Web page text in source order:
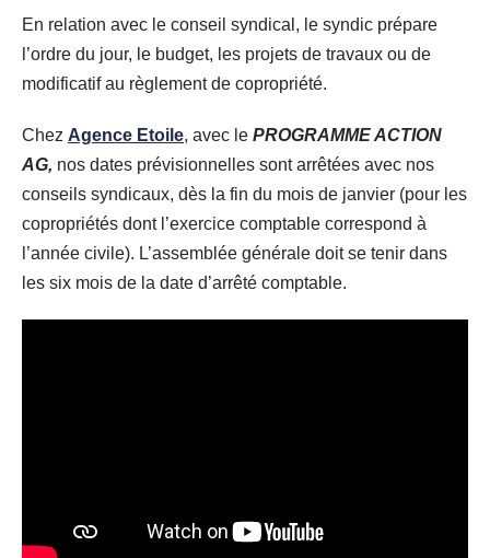
En relation avec le conseil syndical, le syndic prépare
l’ordre du jour, le budget, les projets de travaux ou de
modificatif au règlement de copropriété.
Chez Agence Etoile, avec le PROGRAMME ACTION
AG, nos dates prévisionnelles sont arrêtées avec nos
conseils syndicaux, dès la fin du mois de janvier (pour les
copropriétés dont l’exercice comptable correspond à
l’année civile). L’assemblée générale doit se tenir dans
les six mois de la date d’arrêté comptable.